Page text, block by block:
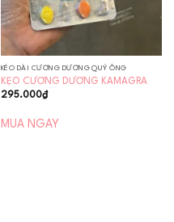
KÉO DÀI CƯƠNG DƯƠNG QUÝ ÔNG
KẸO CƯƠNG DƯƠNG KAMAGRA
295.000₫
MUA NGAY